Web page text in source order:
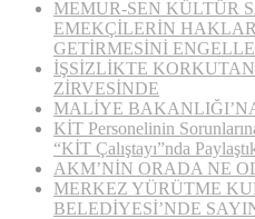
MEMUR-SEN KÜLTÜR
EMEKÇİLERİN
GETİRMESİNİ
İŞSİZLİKTE
ZİRVESİNDE
MALİYE
KİT Personelinin
“KİT Çalıştayı”nda
AKM’NİN ORADA NE
MERKEZ YÜRÜTME
BELEDİYESİ’NDE